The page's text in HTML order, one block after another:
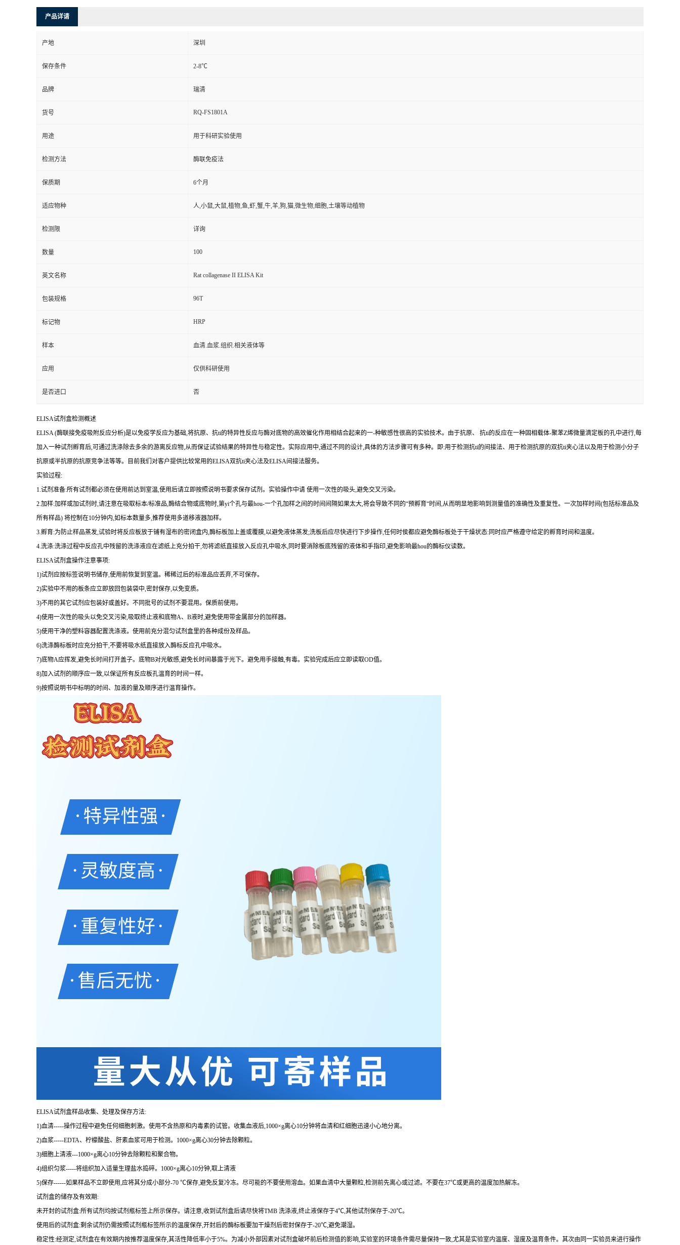
产品详请
产地 深圳
保存条件 2-8℃
品牌 瑞清
货号 RQ-FS1801A
用途 用于科研实验使用
检测方法 酶联免疫法
保质期 6个月
适应物种 人,小鼠,大鼠,植物,鱼,虾,蟹,牛,羊,狗,猫,微生物,细胞,土壤等动植物
检测限 详询
数量 100
英文名称 Rat collagenase II ELISA Kit
包装规格 96T
标记物 HRP
样本 血清.血浆.组织.相关液体等
应用 仅供科研使用
是否进口 否
ELISA试剂盒检测概述
ELISA (酶联接免疫吸附反应分析)是以免疫学反应为基础,将抗原、 抗ti的特异性反应与酶对底物的高效催化作用相结合起来的一-种敏感性很高的实验技术。由于抗原、 抗ti的反应在一种固相载体-聚苯Z烯微量滴定板的孔中进行,每
加入一种试剂孵育后,可通过洗涤除去多余的游离反应物,从而保证试验结果的特异性与稳定性。实际应用中,通过不同的设计,具体的方法步骤可有多种。即:用于检测抗ti的间接法、用于检测抗原的双抗ti夹心法以及用于检测小分子
抗原或半抗原的抗原竞争法等等。目前我们对客户提供比较常用的ELISA双抗ti夹心法及ELISA间接法服务。
实验过程:
1.试剂准备:所有试剂都必须在使用前达到室温,使用后请立即按照说明书要求保存试剂。实验操作中请 使用一次性的吸头,避免交叉污染。
2.加样:加样或加试剂时,请注意在吸取标本/标准品,酶结合物或底物时,第yi个孔与最hou-一个孔加样之间的时间间隔如果太大,将会导致不同的“预孵育“时间 ,从而明显地影响到测量值的准确性及重复性。 一次加样时间 (包括标准品及
所有样品) 将控制在10分钟内,如标本数量多,推荐使用多道移液器加样。
3.孵育:为防止样品蒸发,试验时将反应板放于铺有湿布的密闭盒内,酶标板加上盖或覆膜,以避免液体蒸发;洗板后应尽快进行下步操作,任何时侯都应避免酶标板处于干燥状态: 同时应严格遵守给定的孵育时间和温度。
4.洗涤:洗涤过程中反应孔中残留的洗涤液应在滤纸上充分拍干,勿将滤纸直接放入反应孔中吸水,同时要消除板底残留的液体和手指印,避免影响最hou的酶标仪读数。
ELISA试剂盒操作注意事项:
1)试剂应按标签说明书储存,使用前恢复到室温。稀稀过后的标准品应丢弃,不可保存。
2)实验中不用的板条应立即放回包装袋中,密封保存,以免变质。
3)不用的其它试剂应包装好或盖好。不同批号的试剂不要混用。保质前使用。
4)使用一次性的吸头以免交叉污染,吸取终止液和底物A、 B液时,避免使用带金属部分的加样器。
5)使用干净的塑料容器配置洗涤液。使用前充分混匀试剂盒里的各种成份及样品。
6)洗涤酶标板时应充分拍干,不要将吸水纸直接放入酶标反应孔中吸水。
7)底物A应挥发,避免长时间打开盖子。底物B对光敏感,避免长时间暴露于光下。避免用手接触,有毒。实验完成后应立即读取OD值。
8)加入试剂的顺序应一致,以保证所有反应板孔温育的时间一样。
9)按照说明书中标明的时间、加液的量及顺序进行温育操作。
ELISA试剂盒样品收集、处理及保存方法:
1)血清-----操作过程中避免任何细胞刺激。使用不含热原和内毒素的试管。收集血液后,1000×g离心10分钟将血清和红细胞迅速小心地分离。
2)血浆-----EDTA、柠檬酸盐、肝素血浆可用于检测。 1000×g离心30分钟去除颗粒。
3)细胞上清液---1000×g离心10分钟去除颗粒和聚合物。
4)组织匀浆-----将组织加入适量生理盐水捣碎。 1000×g离心10分钟,取上清液
5)保存------如果样品不立即使用,应将其分成小部分-70 ℃保存,避免反复冷冻。尽可能的不要使用溶血。如果血清中大量颗粒,检测前先离心或过滤。不要在37℃或更高的温度加热解冻。
试剂盒的储存及有效期:
未开封的试剂盒:所有试剂均按试剂瓶标签上所示保存。请注意,收到试剂盒后请尽快将TMB 洗涤液,终止液保存于4℃,其他试剂保存于-20℃。
使用后的试剂盒:剩余试剂仍需按照试剂瓶标签所示的温度保存,开封后的酶标板要加干燥剂后密封保存于-20℃,避免潮湿。
稳定性:经测定,试剂盒在有效期内按推荐温度保存,其活性降低率小于5%。为减小外部因素对试剂盒破坏前后检测值的影响,实验室的环境条件需尽量保持一致,尤其是实验室内温度、湿度及温育条件。其次由同一实验员来进行操作